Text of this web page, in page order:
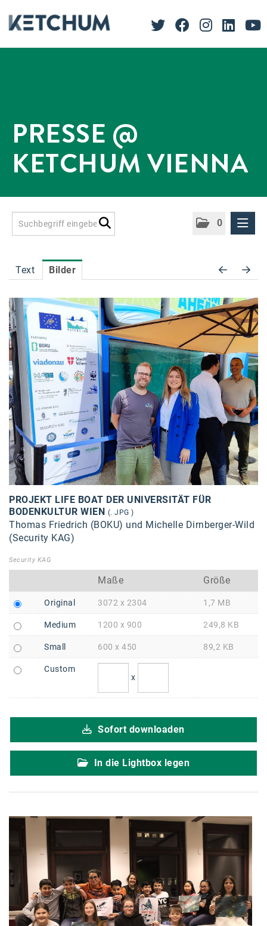
PRESSE @
KETCHUM VIENNA
0
Accessiway
Accor
ALC
Anadi Bank
Arthur D. Little
Bake the Shape
BBDO Wien
bellaflora
Be.See.
Brandl Talos
Braun
BRP-Rotax
Calle Libre
DDB Wien
Enkeltaugliches Österreich
Gillette
Gillette Venus
GYNIAL
Helvetia Österreich
Interzero
karriere.at
Ketchum GmbH
Kinderwunschzentrum
Kostenwahrheit
Kyndryl
Text Bilder
PROJEKT LIFE BOAT DER UNIVERSITÄT FÜR
BODENKULTUR WIEN (. JPG )
Thomas Friedrich (BOKU) und Michelle Dirnberger-Wild
(Security KAG)
Security KAG
Maße Größe
Original 3072 x 2304 1,7 MB
Medium 1200 x 900 249,8 KB
Small 600 x 450 89,2 KB
Custom
x
Sofort downloaden
In die Lightbox legen